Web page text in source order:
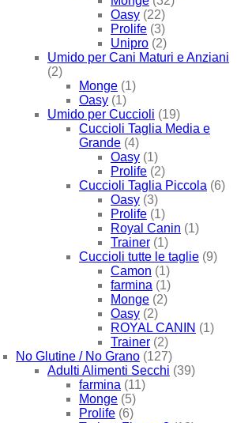
Oasy (22)
Prolife (3)
Unipro (2)
Umido per Cani Maturi e Anziani
(2)
Monge (1)
Oasy (1)
Umido per Cuccioli (19)
Cuccioli Taglia Media e
Grande (4)
Oasy (1)
Prolife (2)
Cuccioli Taglia Piccola (6)
Oasy (3)
Prolife (1)
Royal Canin (1)
Trainer (1)
Cuccioli tutte le taglie (9)
Camon (1)
farmina (1)
Monge (2)
Oasy (2)
ROYAL CANIN (1)
Trainer (2)
No Glutine / No Grano (127)
Adulti Alimenti Secchi (39)
farmina (11)
Monge (5)
Prolife (6)